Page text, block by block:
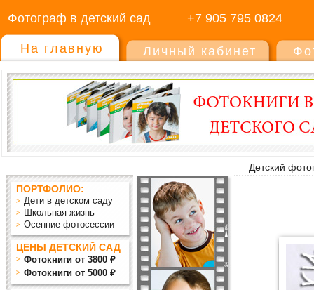
Фотограф в детский сад +7 905 795 0824
На главную Личный кабинет
Детский
ПОРТФОЛИО:
Дети в детском саду
Школьная жизнь
Осенние фотосессии
ЦЕНЫ ДЕТСКИЙ САД
Фотокниги от 3800 ₽
Фотокниги от 5000 ₽